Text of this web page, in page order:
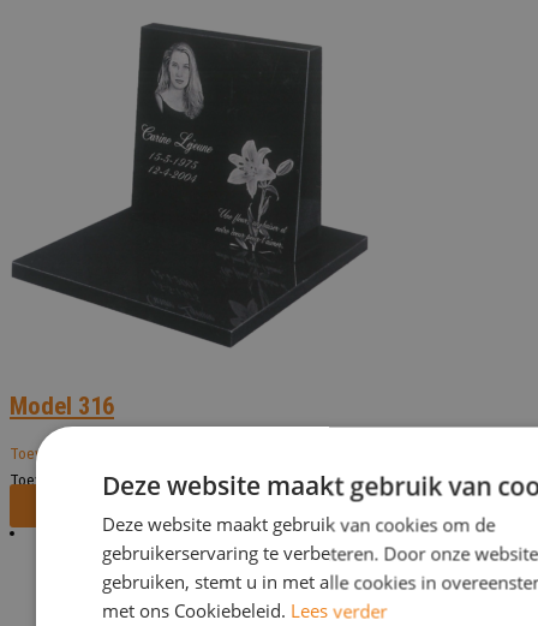
Model 316
Toevoegen aan verlanglijst
Toevoegen aan verlanglijstDeze website maakt gebruik van
Deze website maakt gebruik van cookies om de
gebruikerservaring te verbeteren. Door onze
gebruiken, stemt u in met alle cookies in
met ons Cookiebeleid. Lees verder